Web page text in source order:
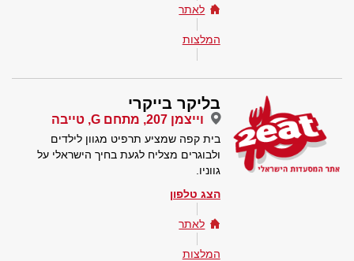
לאתר
המלצות
בליקר בייקרי
וייצמן 207, מתחם G, טייבה
בית קפה שמציע תרפיט מגוון לילדים
ולבוגרים מצליח לגעת בחיך הישראלי על
גווניו.
הצג טלפון
לאתר
המלצות